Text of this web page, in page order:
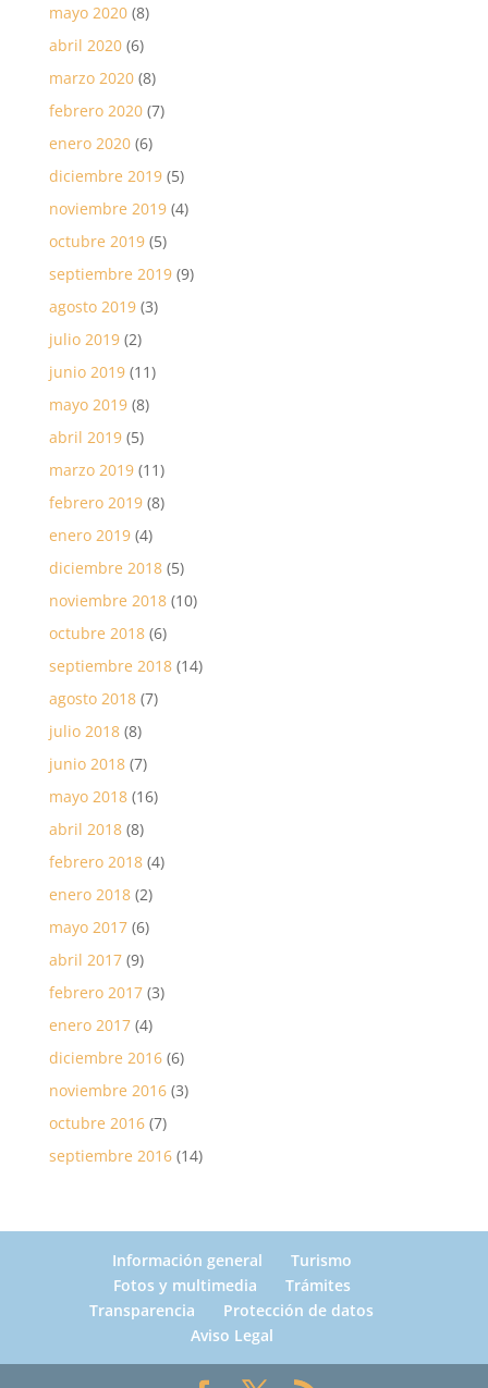
mayo 2020(8)
abril 2020(6)
marzo 2020(8)
febrero 2020(7)
enero 2020(6)
diciembre 2019(5)
noviembre 2019(4)
octubre 2019(5)
septiembre 2019(9)
agosto 2019(3)
julio 2019(2)
junio 2019(11)
mayo 2019(8)
abril 2019(5)
marzo 2019(11)
febrero 2019(8)
enero 2019(4)
diciembre 2018(5)
noviembre 2018(10)
octubre 2018(6)
septiembre 2018(14)
agosto 2018(7)
julio 2018(8)
junio 2018(7)
mayo 2018(16)
abril 2018(8)
febrero 2018(4)
enero 2018(2)
mayo 2017(6)
abril 2017(9)
febrero 2017(3)
enero 2017(4)
diciembre 2016(6)
noviembre 2016(3)
octubre 2016(7)
septiembre 2016(14)
Información general
Turismo
Fotos y multimedia
Trámites
Transparencia
Protección de datos
Aviso Legal